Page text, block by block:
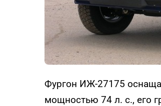
Фургон ИЖ-27175
мощностью 74 л. с., его